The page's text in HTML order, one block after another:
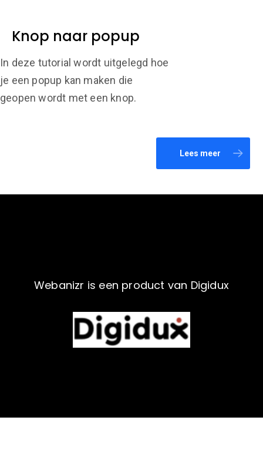
Knop naar popup
In deze tutorial wordt uitgelegd hoe
je een popup kan maken die
geopen wordt met een knop.
Lees meer
Webanizr is een product van Digidux